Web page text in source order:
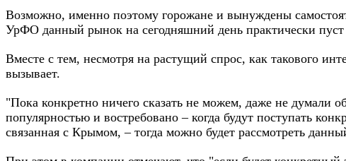
Возможно, именно поэтому горожане и вынуждены
УрФО данный рынок на сегодняшний день практически пуст
Вместе с тем, несмотря на растущий спрос, как такового
вызывает.
"Пока конкретно ничего сказать не можем, даже не думали
популярностью и востребовано – когда будут поступать
связанная с Крымом, – тогда можно будет рассмотреть